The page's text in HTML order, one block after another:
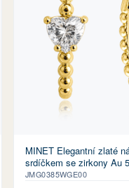
MINET Elegantní zlaté
srdíčkem se zirkony Au
JMG0385WGE00